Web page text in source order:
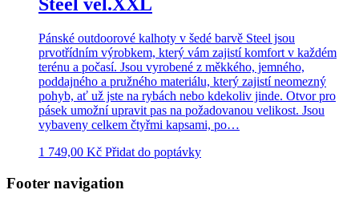
Pánské outdoorové kalhoty v šedé barvě Steel jsou
prvotřídním výrobkem, který vám zajistí komfort v každém
terénu a počasí. Jsou vyrobené z měkkého, jemného,
poddajného a pružného materiálu, který zajistí neomezný
pohyb, ať už jste na rybách nebo kdekoliv jinde. Otvor pro
pásek umožní upravit pas na požadovanou velikost. Jsou
vybaveny celkem čtyřmi kapsami, po…
1 749,00 Kč Přidat do poptávky
Footer navigation